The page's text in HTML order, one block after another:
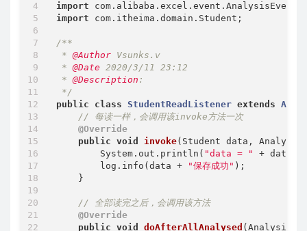
import
import com.itheima.domain.Student;
/**
* @Author Vsunks.v
* @Date 2020/3/11 23:12
* @Description :
*/
public
class StudentReadListener extends
// 每读一样，会调用该invoke方法一次
@Override
public void invoke(Student data,
        System.out.println(
"data = "
+ data);
        log.info(data +
"保存成功" );
    }
// 全部读完之后，会调用该方法
@Override
public void doAfterAllAnalysed